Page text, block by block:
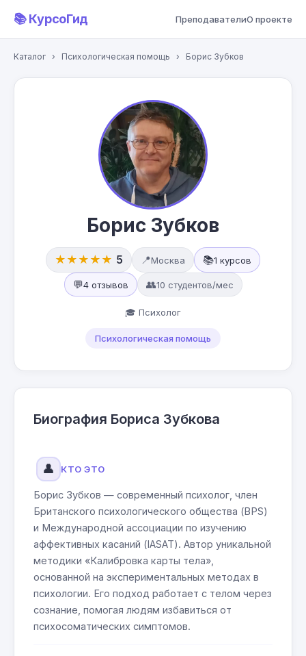
📚 КурсоГид ПреподавателиО проекте
Каталог › Психологическая помощь › Борис Зубков
Борис Зубков
★★★★★ 5 📍Москва 📚1 курсов
💬4 отзывов 👥10 студентов/мес
🎓 Психолог
Психологическая помощь
Биография Бориса Зубкова
👤 КТО ЭТО
Борис Зубков — современный психолог, член
Британского психологического общества (BPS)
и Международной ассоциации по изучению
аффективных касаний (IASAT). Автор уникальной
методики «Калибровка карты тела»,
основанной на экспериментальных методах в
психологии. Его подход работает с телом через
сознание, помогая людям избавиться от
психосоматических симптомов.